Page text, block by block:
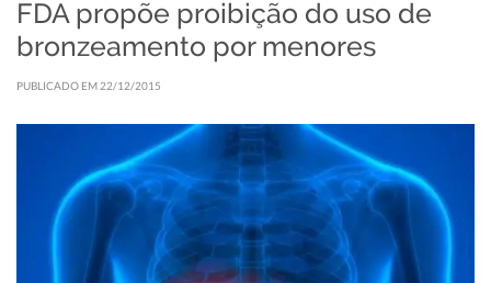
FDA propõe proibição do uso de
bronzeamento por menores
PUBLICADO EM 22/12/2015